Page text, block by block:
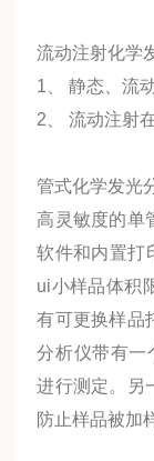
流动注射化学
1、 静态、流
2、 流动注射
管式化学发光
高灵敏度的单
软件和内置打
ui小样品体积
有可更换样品
分析仪带有一
进行测定。另
防止样品被加